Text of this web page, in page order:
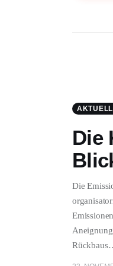
Die
Die